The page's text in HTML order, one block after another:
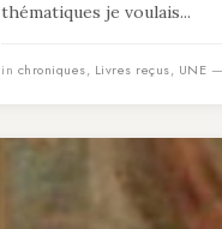
thématiques je voulais...
in chroniques, Livres reçus, UNE